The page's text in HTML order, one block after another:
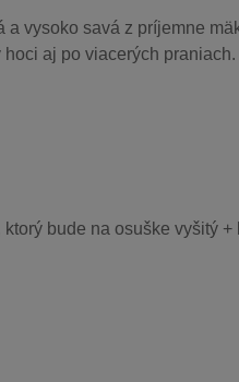
vysoko savá z príjemne
aj po viacerých
bude na osuške vyšitý